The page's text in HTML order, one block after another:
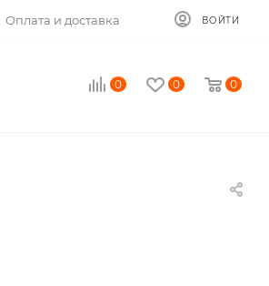
Оплата и доставка ВОЙТИ
0 0 0